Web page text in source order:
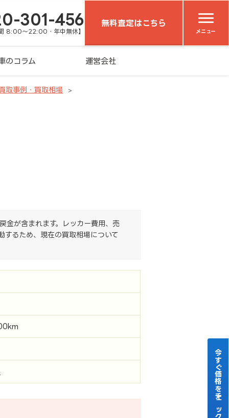
301-456
8:00～22:00・年中無休】
無料査定はこちら
メニュー
のコラム 運営会社
取事例・買取相場
金が含まれます。レッカー費用、売
するため、現在の買取相場について
今すぐ価格をチェック！